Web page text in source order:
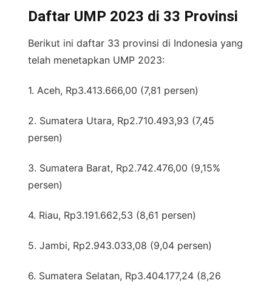
Daftar UMP 2023 di 33 Provinsi
Berikut ini daftar 33 provinsi di Indonesia yang
telah menetapkan UMP 2023:
1. Aceh, Rp3.413.666,00 (7,81 persen)
2. Sumatera Utara, Rp2.710.493,93 (7,45
persen)
3. Sumatera Barat, Rp2.742.476,00 (9,15%
persen)
4. Riau, Rp3.191.662,53 (8,61 persen)
5. Jambi, Rp2.943.033,08 (9,04 persen)
6. Sumatera Selatan, Rp3.404.177,24 (8,26